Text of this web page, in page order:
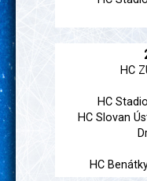
HC
HC
HC Slovan
HC